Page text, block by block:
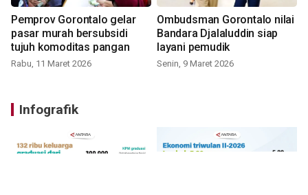
Pemprov Gorontalo gelar
pasar murah bersubsidi
tujuh komoditas pangan
Rabu, 11 Maret 2026
Ombudsman Gorontalo nilai
Bandara Djalaluddin siap
layani pemudik
Senin, 9 Maret 2026
Infografik